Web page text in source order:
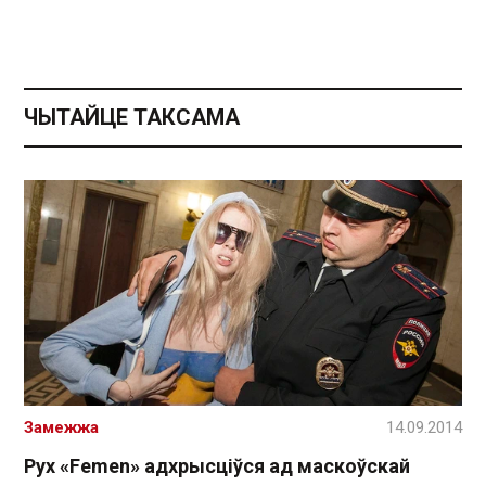
ЧЫТАЙЦЕ ТАКСАМА
Рух «Femen» адхрысціўся ад маскоўскай
Замежжа 14.09.2014